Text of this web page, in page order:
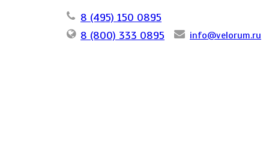
8 (495) 150 0895
8 (800) 333 0895
info@velorum.ru